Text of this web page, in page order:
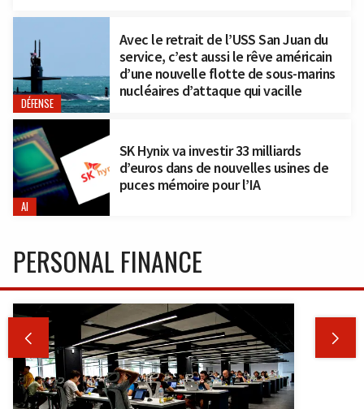
DÉFENSE
Avec le retrait de l’USS San Juan du
service, c’est aussi le rêve américain
d’une nouvelle flotte de sous-marins
nucléaires d’attaque qui vacille
AI
SK Hynix va investir 33 milliards
d’euros dans de nouvelles usines de
puces mémoire pour l’IA
PERSONAL FINANCE
 